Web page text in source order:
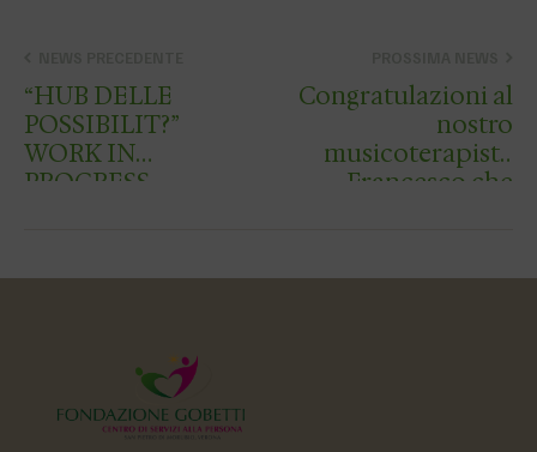
“HUB DELLE
POSSIBILIT?”
WORK IN
PROGRESS
Congratulazioni al
nostro
musicoterapista
Francesco che